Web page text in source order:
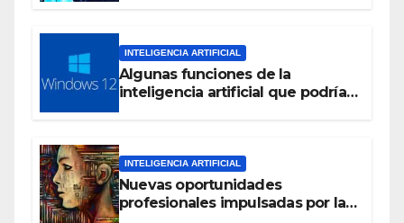
INTELIGENCIA ARTIFICIAL
Algunas funciones de la
inteligencia artificial que podrían
INTELIGENCIA ARTIFICIAL
Nuevas oportunidades
profesionales impulsadas por la